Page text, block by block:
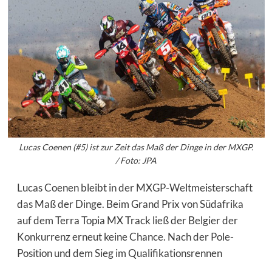
Lucas Coenen (#5) ist zur Zeit das Maß der Dinge in der MXGP.
/ Foto: JPA
Lucas Coenen bleibt in der MXGP-Weltmeisterschaft
das Maß der Dinge. Beim Grand Prix von Südafrika
auf dem Terra Topia MX Track ließ der Belgier der
Konkurrenz erneut keine Chance. Nach der Pole-
Position und dem Sieg im Qualifikationsrennen